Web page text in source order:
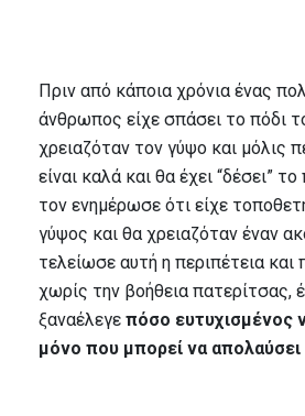
Πριν από κάποια χρόνια ένας
άνθρωπος είχε σπάσει το πόδι
χρειαζόταν τον γύψο και μόλις
είναι καλά και θα έχει “δέσει”
τον ενημέρωσε ότι είχε
γύψος και θα χρειαζόταν έναν
τελείωσε αυτή η περιπέτεια
χωρίς την βοήθεια πατερίτσας,
ξαναέλεγε πόσο ευτυχισμένος
μόνο που μπορεί να